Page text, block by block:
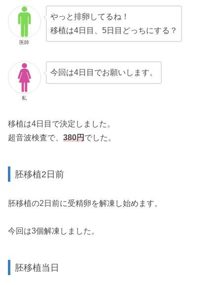
医師
やっと排卵してるね！
移植は4日目、5日目どっちにする？
私
今回は4日目でお願いします。
移植は4日目で決定しました。
超音波検査で、 380円 でした。
胚移植2日前
胚移植の2日前に受精卵を解凍し始めます。
今回は3個解凍しました。
胚移植当日